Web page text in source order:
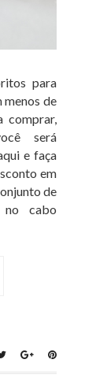
para
menos de
comprar,
será
e faça
em
de
no cabo